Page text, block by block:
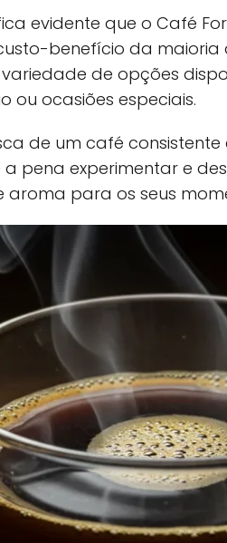
evidente que o Café
benefício da maioria
de opções
ou ocasiões especiais.
de um café
a pena experimentar e
para os seus